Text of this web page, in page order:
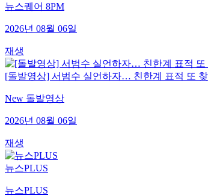
뉴스퀘어 8PM
2026년 08월 06일
재생
[돌발영상] 서범수 실언하자… 친한계 표적 또
New 돌발영상
2026년 08월 06일
재생
뉴스PLUS
뉴스PLUS